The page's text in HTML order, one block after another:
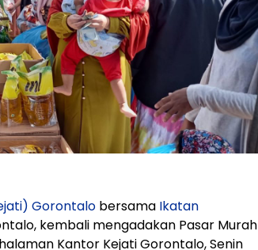
Gorontalo bersama Ikatan
kembali mengadakan Pasar Murah
Kantor Kejati Gorontalo, Senin